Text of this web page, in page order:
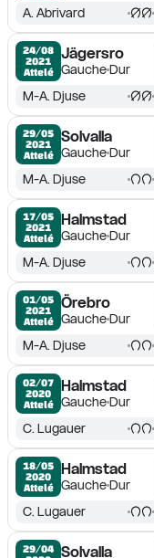
A. Abrivard
24/08
2021
Attelé
Jägersro
GaucheDur
M-A. Djuse
29/05
2021
Attelé
Solvalla
GaucheDur
M-A. Djuse
17/05
2021
Attelé
Halmstad
GaucheDur
M-A. Djuse
01/05
2021
Attelé
Örebro
GaucheDur
M-A. Djuse
02/07
2020
Attelé
Halmstad
GaucheDur
C. Lugauer
18/05
2020
Attelé
Halmstad
GaucheDur
C. Lugauer
29/04
Solvalla